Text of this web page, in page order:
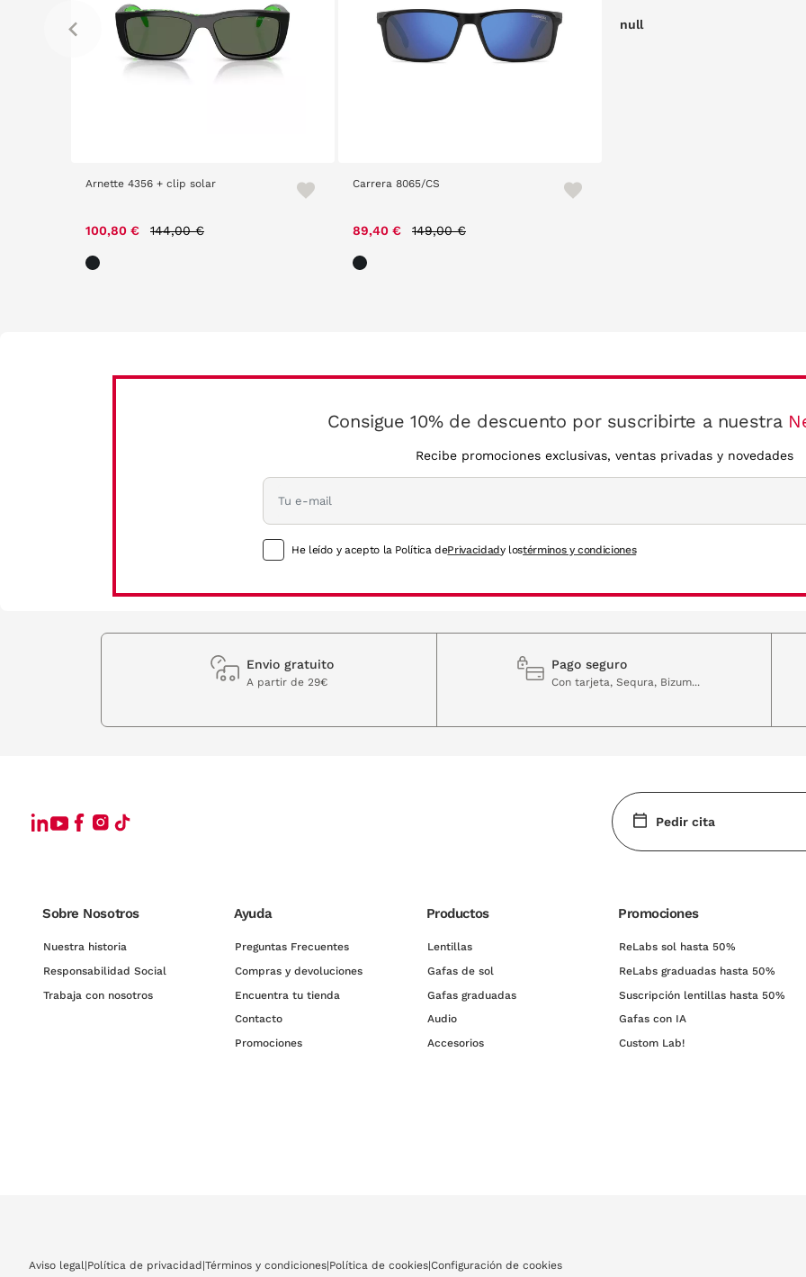
Arnette 4356 + clip solar
100,80 € 144,00 €
Carrera 8065/CS
89,40 € 149,00 €
null
Consigue 10% de descuento por suscribirte a nuestra
Recibe promociones exclusivas, ventas privadas y novedades
He leído y acepto la Política dePrivacidady lostérminos y condiciones
Envio gratuito
A partir de 29€
Pago seguro
Con tarjeta, Sequra, Bizum...
Pedir cita
Sobre Nosotros
Nuestra historia
Responsabilidad Social
Trabaja con nosotros
Ayuda
Preguntas Frecuentes
Compras y devoluciones
Encuentra tu tienda
Contacto
Promociones
Productos
Lentillas
Gafas de sol
Gafas graduadas
Audio
Accesorios
Promociones
ReLabs sol hasta 50%
ReLabs graduadas hasta 50%
Suscripción lentillas hasta 50%
Gafas con IA
Custom Lab!
Aviso legal|Política de privacidad |Términos y condiciones|Política de cookies|Configuración de cookies